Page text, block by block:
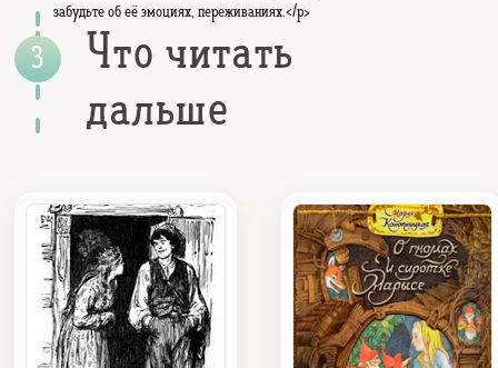
забудьте об её эмоциях, переживаниях.</p>
Что читать
дальше